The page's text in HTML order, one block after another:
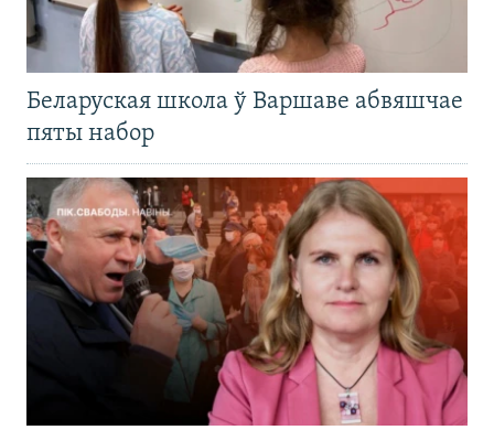
Беларуская школа ў Варшаве абвяшчае
пяты набор